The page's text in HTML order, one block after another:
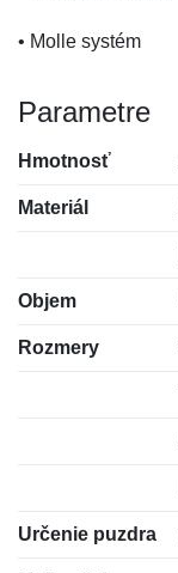
• Molle systém
Parametre
Hmotnosť
Materiál
Objem
Rozmery
Určenie puzdra